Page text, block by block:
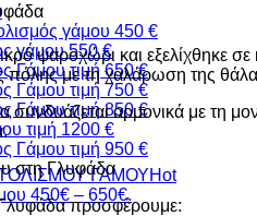
γάμου 450 €
γάμου 550 €
Γάμου τιμή 650 €
Γάμου τιμή 750 €
Γάμου τιμή 850 €
τιμή 1200 €
Γάμου τιμή 950 €
ΓΑΜΟΥ
450€ – 650€.
ψαροχώρι και εξελίχθηκε
πόλης με τη χαλάρωση της
συνδυάζεται αρμονικά με τη
στη Γλυφάδα
προσφέρουμε: